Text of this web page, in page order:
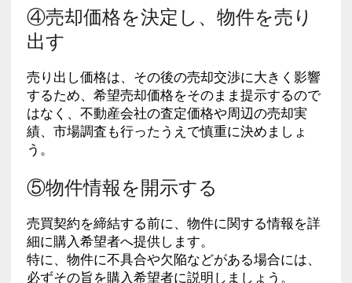
④売却価格を決定し、物件を売り
出す
売り出し価格は、その後の売却交渉に大きく影響
するため、希望売却価格をそのまま提示するので
はなく、不動産会社の査定価格や周辺の売却実
績、市場調査も行ったうえで慎重に決めましょ
う。
⑤物件情報を開示する
売買契約を締結する前に、物件に関する情報を詳
細に購入希望者へ提供します。
特に、物件に不具合や欠陥などがある場合には、
必ずその旨を購入希望者に説明しましょう。